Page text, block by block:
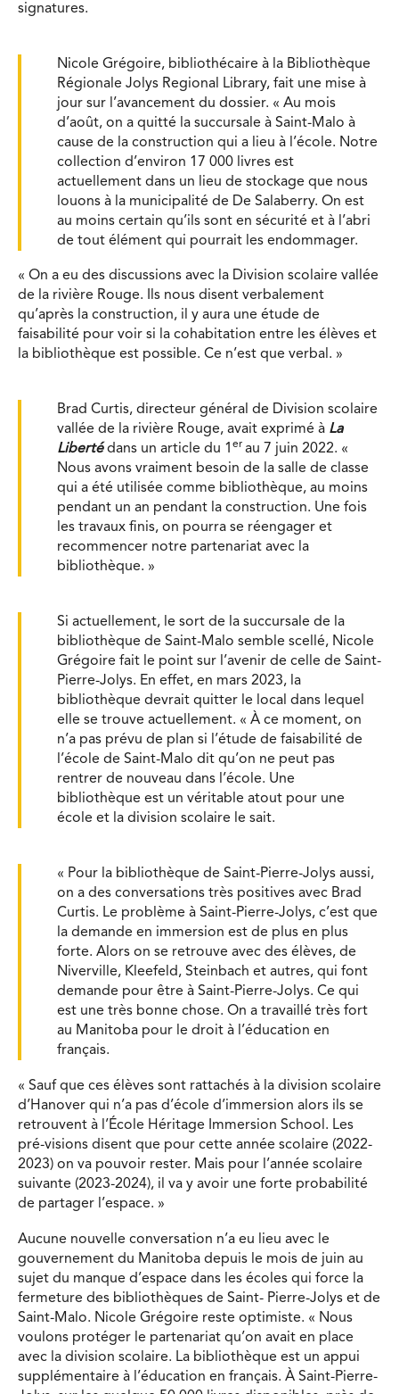
signatures.
Nicole Grégoire, bibliothécaire à la Bibliothèque
Régionale Jolys Regional Library, fait une mise à
jour sur l’avancement du dossier. « Au mois
d’août, on a quitté la succursale à Saint-Malo à
cause de la construction qui a lieu à l’école. Notre
collection d’environ 17 000 livres est
actuellement dans un lieu de stockage que nous
louons à la municipalité de De Salaberry. On est
au moins certain qu’ils sont en sécurité et à l’abri
de tout élément qui pourrait les endommager.
« On a eu des discussions avec la Division scolaire vallée
de la rivière Rouge. Ils nous disent verbalement
qu’après la construction, il y aura une étude de
faisabilité pour voir si la cohabitation entre les élèves et
la bibliothèque est possible. Ce n’est que verbal. »
Brad Curtis, directeur général de Division scolaire
vallée de la rivière Rouge, avait exprimé à La
Libertédans un article du 1 er au 7 juin 2022. «
Nous avons vraiment besoin de la salle de classe
qui a été utilisée comme bibliothèque, au moins
pendant un an pendant la construction. Une fois
les travaux finis, on pourra se réengager et
recommencer notre partenariat avec la
bibliothèque. »
Si actuellement, le sort de la succursale de la
bibliothèque de Saint-Malo semble scellé, Nicole
Grégoire fait le point sur l’avenir de celle de Saint-
Pierre-Jolys. En effet, en mars 2023, la
bibliothèque devrait quitter le local dans lequel
elle se trouve actuellement. « À ce moment, on
n’a pas prévu de plan si l’étude de faisabilité de
l’école de Saint-Malo dit qu’on ne peut pas
rentrer de nouveau dans l’école. Une
bibliothèque est un véritable atout pour une
école et la division scolaire le sait.
« Pour la bibliothèque de Saint-Pierre-Jolys aussi,
on a des conversations très positives avec Brad
Curtis. Le problème à Saint-Pierre-Jolys, c’est que
la demande en immersion est de plus en plus
forte. Alors on se retrouve avec des élèves, de
Niverville, Kleefeld, Steinbach et autres, qui font
demande pour être à Saint-Pierre-Jolys. Ce qui
est une très bonne chose. On a travaillé très fort
au Manitoba pour le droit à l’éducation en
français.
« Sauf que ces élèves sont rattachés à la division scolaire
d’Hanover qui n’a pas d’école d’immersion alors ils se
retrouvent à l’École Héritage Immersion School. Les
pré-visions disent que pour cette année scolaire (2022-
2023) on va pouvoir rester. Mais pour l’année scolaire
suivante (2023-2024), il va y avoir une forte probabilité
de partager l’espace. »
Aucune nouvelle conversation n’a eu lieu avec le
gouvernement du Manitoba depuis le mois de juin au
sujet du manque d’espace dans les écoles qui force la
fermeture des bibliothèques de Saint- Pierre-Jolys et de
Saint-Malo. Nicole Grégoire reste optimiste. « Nous
voulons protéger le partenariat qu’on avait en place
avec la division scolaire. La bibliothèque est un appui
supplémentaire à l’éducation en français. À Saint-Pierre-